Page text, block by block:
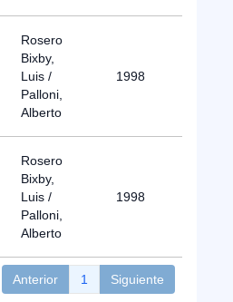
Rosero
Bixby,
Luis /
Palloni,
Alberto
1998
Rosero
Bixby,
Luis /
Palloni,
Alberto
1998
Anterior 1 Siguiente